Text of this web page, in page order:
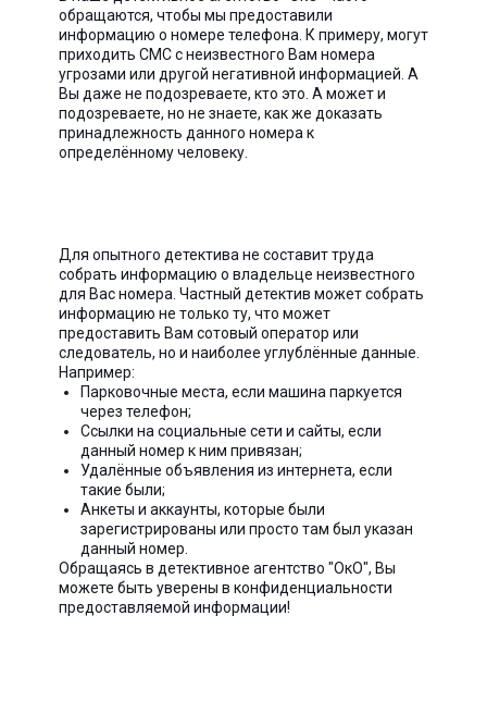
обращаются, чтобы мы предоставили
информацию о номере телефона. К примеру, могут
приходить СМС с неизвестного Вам номера
угрозами или другой негативной информацией. А
Вы даже не подозреваете, кто это. А может и
подозреваете, но не знаете, как же доказать
принадлежность данного номера к
определённому человеку.
Для опытного детектива не составит труда
собрать информацию о владельце неизвестного
для Вас номера. Частный детектив может собрать
информацию не только ту, что может
предоставить Вам сотовый оператор или
следователь, но и наиболее углублённые данные.
Например:
Парковочные места, если машина паркуется
через телефон;
Ссылки на социальные сети и сайты, если
данный номер к ним привязан;
Удалённые объявления из интернета, если
такие были;
Анкеты и аккаунты, которые были
зарегистрированы или просто там был указан
данный номер.
Обращаясь в детективное агентство "ОкО", Вы
можете быть уверены в конфиденциальности
предоставляемой информации!